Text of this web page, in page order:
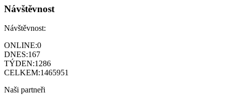
Návštěvnost
Návštěvnost:
ONLINE:0
DNES:167
TÝDEN:1286
CELKEM:1465951
Naši partneři